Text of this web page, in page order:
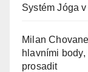
Systém Jóga
Milan
hlavními
prosadit